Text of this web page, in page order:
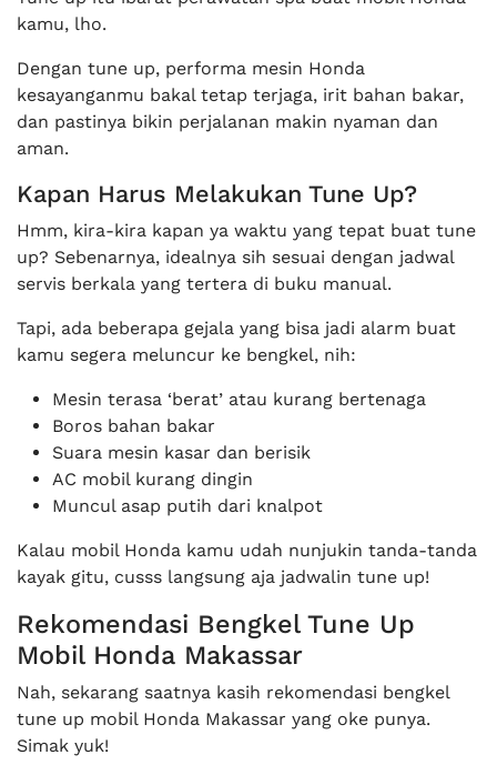
kamu, lho.
Dengan tune up, performa mesin Honda
kesayanganmu bakal tetap terjaga, irit bahan bakar,
dan pastinya bikin perjalanan makin nyaman dan
aman.
Kapan Harus Melakukan Tune Up?
Hmm, kira-kira kapan ya waktu yang tepat buat tune
up? Sebenarnya, idealnya sih sesuai dengan jadwal
servis berkala yang tertera di buku manual.
Tapi, ada beberapa gejala yang bisa jadi alarm buat
kamu segera meluncur ke bengkel, nih:
Mesin terasa ‘berat’ atau kurang bertenaga
Boros bahan bakar
Suara mesin kasar dan berisik
AC mobil kurang dingin
Muncul asap putih dari knalpot
Kalau mobil Honda kamu udah nunjukin tanda-tanda
kayak gitu, cusss langsung aja jadwalin tune up!
Rekomendasi Bengkel Tune Up
Mobil Honda Makassar
Nah, sekarang saatnya kasih rekomendasi bengkel
tune up mobil Honda Makassar yang oke punya.
Simak yuk!